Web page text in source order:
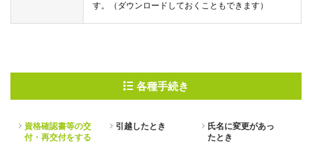
す。（ダウンロードしておくこともできます）
各種手続き
資格確認書等の交
付・再交付をする
引越したとき
氏名に変更があっ
たとき